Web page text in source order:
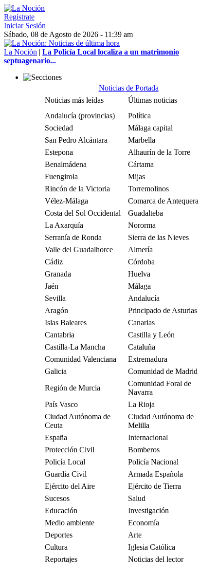
Regístrate
Iniciar Sesión
Sábado, 08 de Agosto de 2026 - 11:39 am
La Noción | La Policía Local localiza a un matrimonio
septuagenario...
Noticias de Portada
Noticias más leídas
Últimas noticias
Andalucía (provincias)
Política
Sociedad
Málaga capital
San Pedro Alcántara
Marbella
Estepona
Alhaurín de la Torre
Benalmádena
Cártama
Fuengirola
Mijas
Rincón de la Victoria
Torremolinos
Vélez-Málaga
Comarca de Antequera
Costa del Sol Occidental
Guadalteba
La Axarquía
Nororma
Serranía de Ronda
Sierra de las Nieves
Valle del Guadalhorce
Almería
Cádiz
Córdoba
Granada
Huelva
Jaén
Málaga
Sevilla
Andalucía
Aragón
Principado de Asturias
Islas Baleares
Canarias
Cantabria
Castilla y León
Castilla-La Mancha
Cataluña
Comunidad Valenciana
Extremadura
Galicia
Comunidad de Madrid
Región de Murcia
Comunidad Foral de
Navarra
País Vasco
La Rioja
Ciudad Autónoma de
Ceuta
Ciudad Autónoma de
Melilla
España
Internacional
Protección Civil
Bomberos
Policía Local
Policía Nacional
Guardia Civil
Armada Española
Ejército del Aire
Ejército de Tierra
Sucesos
Salud
Educación
Investigación
Medio ambiente
Economía
Deportes
Arte
Cultura
Iglesia Católica
Reportajes
Noticias del lector